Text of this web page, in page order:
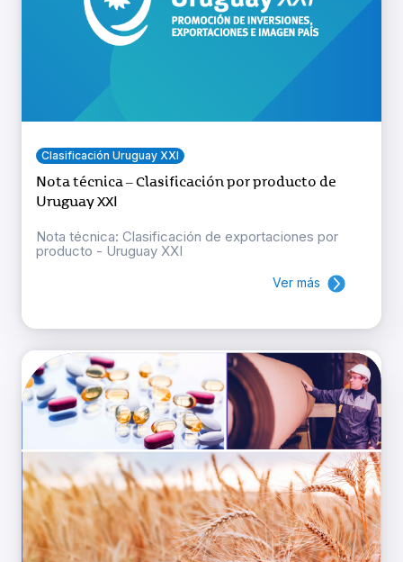
Clasificación Uruguay XXI
Nota técnica – Clasificación por producto de
Uruguay XXI
Nota técnica: Clasificación de exportaciones por
producto - Uruguay XXI
Ver más